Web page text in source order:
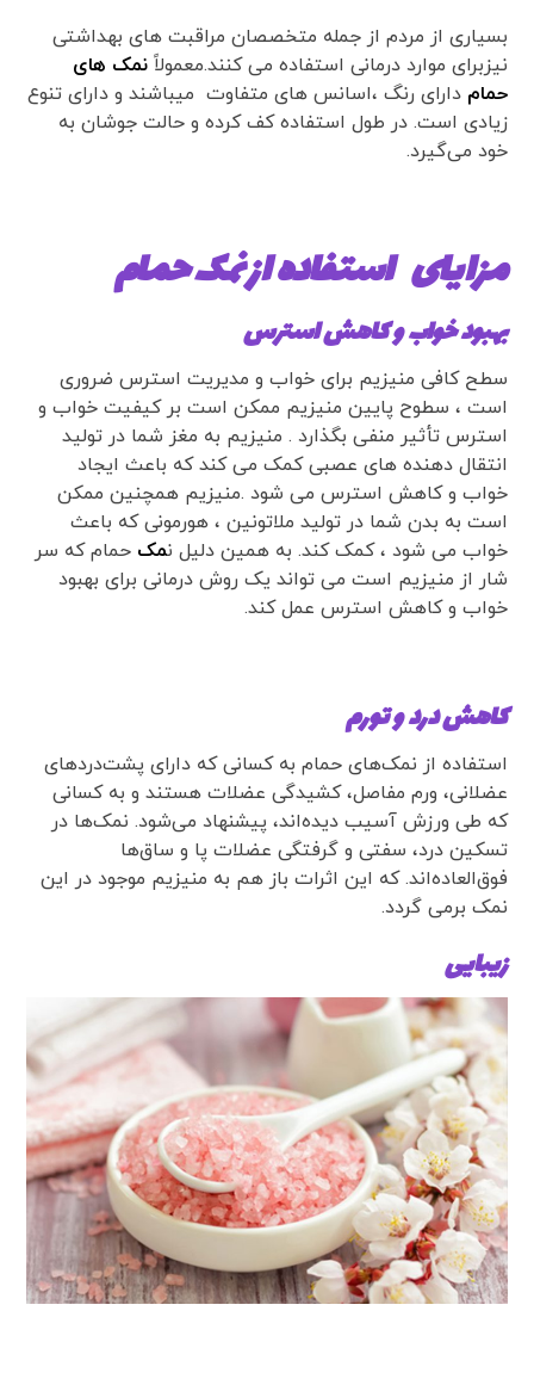
بسیاری از مردم از جمله متخصصان مراقبت های بهداشتی
نیزبرای موارد درمانی استفاده می کنند.معمولاًنمک های
حمام دارای رنگ ،اسانس های متفاوت میباشند و دارای تنوع
زیادی است. در طول استفاده کف کرده و حالت جوشان به
خود می‌گیرد.
مزایای استفاده از نمک حمام
بهبود خواب و کاهش استرس
سطح کافی منیزیم برای خواب و مدیریت استرس ضروری
است ، سطوح پایین منیزیم ممکن است بر کیفیت خواب و
استرس تأثیر منفی بگذارد . منیزیم به مغز شما در تولید
انتقال دهنده های عصبی کمک می کند که باعث ایجاد
خواب و کاهش استرس می شود .منیزیم همچنین ممکن
است به بدن شما در تولید ملاتونین ، هورمونی که باعث
خواب می شود ، کمک کند. به همین دلیل نمک حمام که سر
شار از منیزیم است می تواند یک روش درمانی برای بهبود
خواب و کاهش استرس عمل کند.
کاهش درد و تورم
استفاده از نمک‌های حمام به کسانی که دارای پشت‌دردهای
عضلانی، ورم مفاصل، کشیدگی عضلات هستند و به کسانی
که طی ورزش آسیب دیده‌اند، پیشنهاد می‌شود. نمک‌ها در
تسکین درد، سفتی و گرفتگی عضلات پا و ساق‌ها
فوق‌العاده‌اند. که این اثرات باز هم به منیزیم موجود در این
نمک برمی گردد.
زیبایی